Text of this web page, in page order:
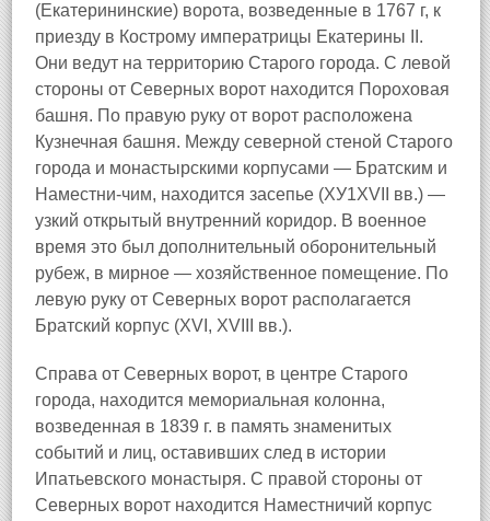
(Екатерининские) ворота, возведенные в 1767 г, к
приезду в Кострому императрицы Екатерины II.
Они ведут на территорию Старого города. С левой
стороны от Северных ворот находится Пороховая
башня. По правую руку от ворот расположена
Кузнечная башня. Между северной стеной Старого
города и монастырскими корпусами — Братским и
Наместни-чим, находится засепье (ХУ1XVII вв.) —
узкий открытый внутренний коридор. В военное
время это был дополнительный оборонительный
рубеж, в мирное — хозяйственное помещение. По
левую руку от Северных ворот располагается
Братский корпус (XVI, XVIII вв.).
Справа от Северных ворот, в центре Старого
города, находится мемориальная колонна,
возведенная в 1839 г. в память знаменитых
событий и лиц, оставивших след в истории
Ипатьевского монастыря. С правой стороны от
Северных ворот находится Наместничий корпус